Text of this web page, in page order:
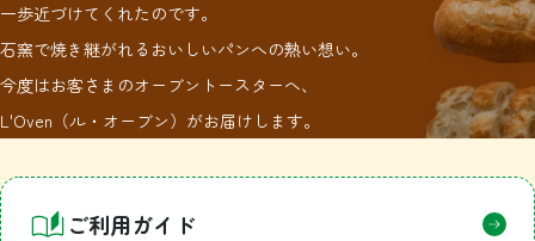
一歩近づけてくれたのです。
石窯で焼き継がれるおいしいパンへの熱い想い。
今度はお客さまのオーブントースターへ、
L'Oven（ル・オーブン）がお届けします。
ご利用ガイド